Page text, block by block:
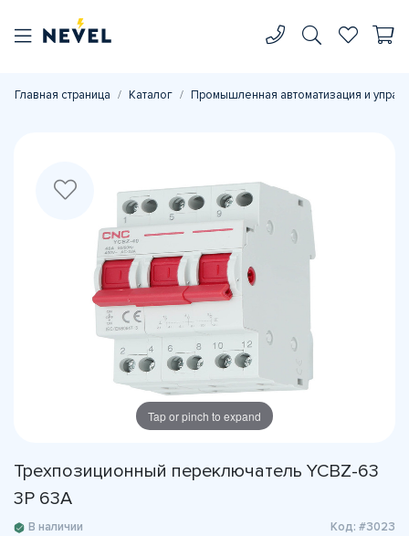
Главная страница Каталог Промышленная автоматизация и
Tap or pinch to expand
Трехпозиционный переключатель YCBZ-63
3Р 63А
В наличии Код: #3023